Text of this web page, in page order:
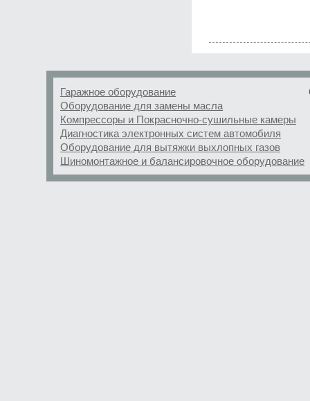
Гаражное оборудование
Оборудование для замены масла
Компрессоры и Покрасночно-сушильные камеры
Диагностика электронных систем автомобиля
Оборудование для вытяжки выхлопных газов
Шиномонтажное и балансировочное оборудование